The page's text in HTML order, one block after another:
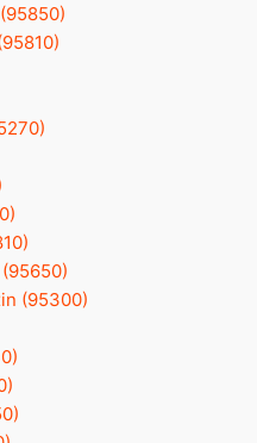
(95300)